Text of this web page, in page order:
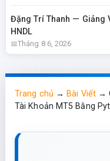
Đặng Trí Thanh — Giảng
HNDL
Tháng 8 6, 2026
Trang chủ →Bài Viết→
Tài Khoản MT5 Bằng